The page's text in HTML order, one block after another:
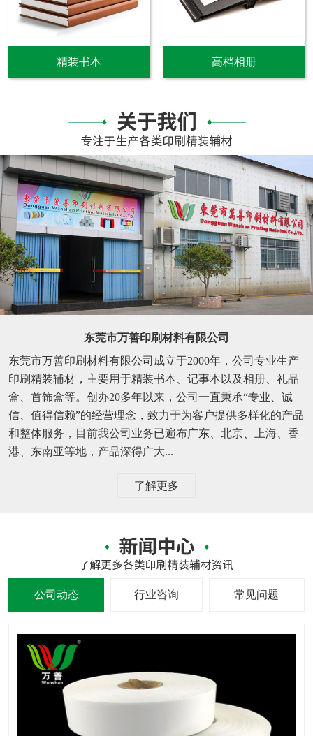
精装书本 高档相册
东莞市万善印刷材料有限公司
东莞市万善印刷材料有限公司成立于2000年，公司专业生产
印刷精装辅材，主要用于精装书本、记事本以及相册、礼品
盒、首饰盒等。创办20多年以来，公司一直秉承“专业、诚
信、值得信赖”的经营理念，致力于为客户提供多样化的产品
和整体服务，目前我公司业务已遍布广东、北京、上海、香
港、东南亚等地，产品深得广大...
了解更多
公司动态 行业咨询 常见问题